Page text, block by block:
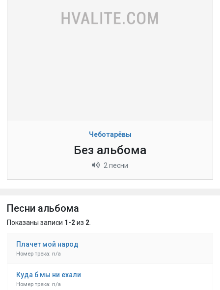
Чеботарёвы
Без альбома
2 песни
Песни альбома
Показаны записи 1-2из 2
Плачет мой народ
Номер трека: n/a
Куда б мы ни ехали
Номер трека: n/a